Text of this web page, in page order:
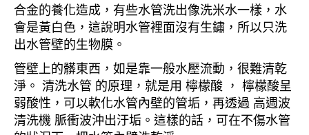
合金的養化造成，有些水管洗出像洗米水一樣，水
會是黃白色，這說明水管裡面沒有生鏽，所以只洗
出水管壁的生物膜。
管壁上的髒東西，如是靠一般水壓流動，很難清乾
淨。 清洗水管 的原理，就是用 檸檬酸 ， 檸檬酸呈
弱酸性，可以軟化水管內壁的管垢，再透過 高週波
清洗機 脈衝波沖出汙垢。這樣的話，可在不傷水管